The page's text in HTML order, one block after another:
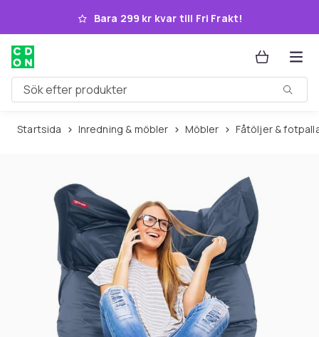
Hoppa till huvudinnehållet
Bara 299 kr kvar till Fri Frakt!
Sök efter produkter
Startsida Inredning & möbler Möbler Fåtöljer &